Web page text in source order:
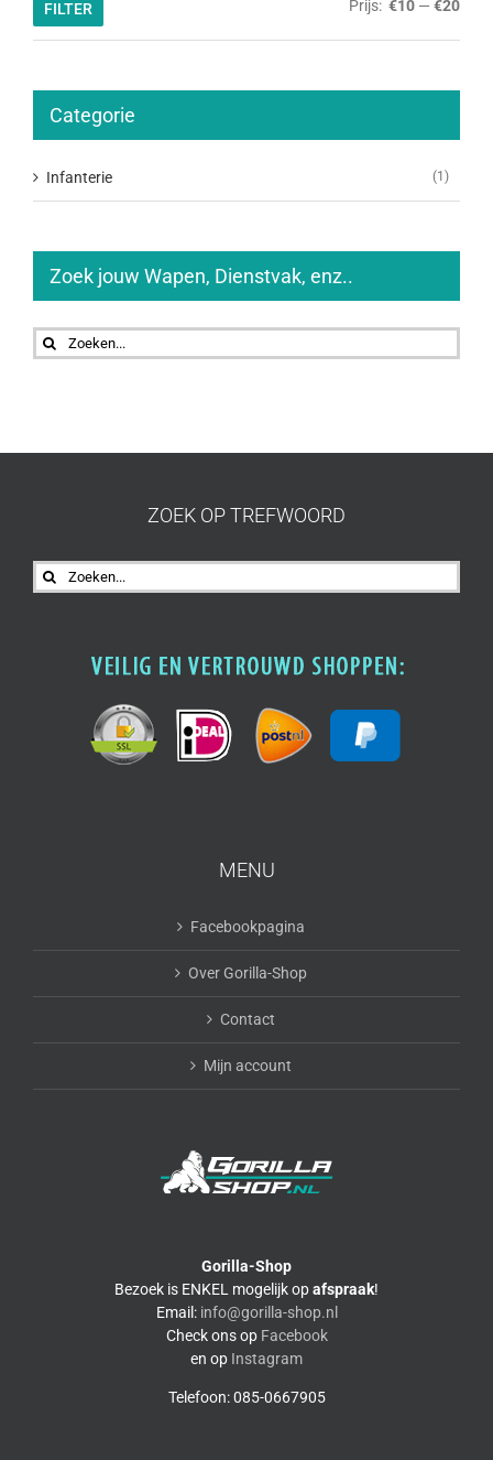
FILTER Prijs: €10 — €20
Categorie
Infanterie (1)
Zoek jouw Wapen, Dienstvak, enz..
Zoeken
naar:
ZOEK OP TREFWOORD
Zoeken
naar:
MENU
Facebookpagina
Over Gorilla-Shop
Contact
Mijn account
Gorilla-Shop
Bezoek is ENKEL mogelijk opafspraak!
Email: info@gorilla-shop.nl
Check ons op Facebook
en op Instagram
Telefoon: 085-0667905